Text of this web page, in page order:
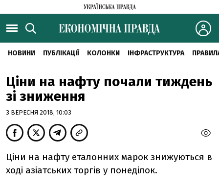
НОВИНИ ПУБЛІКАЦІЇ КОЛОНКИ ІНФРАСТРУКТУРА
Ціни на нафту почали тиждень
зі зниження
3 ВЕРЕСНЯ 2018, 10:03
Ціни на нафту еталонних марок знижуються в
ході азіатських торгів у понеділок.